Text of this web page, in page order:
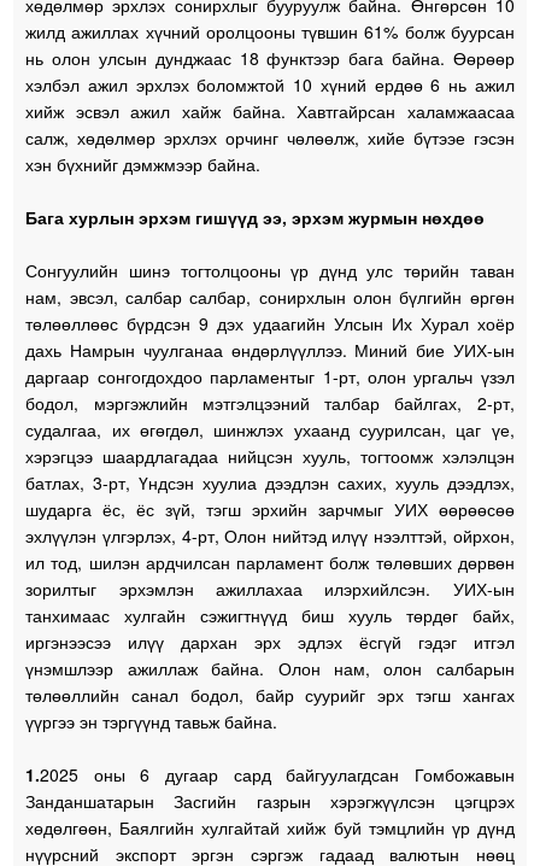
хөдөлмөр эрхлэх сонирхлыг бууруулж байна. Өнгөрсөн 10
жилд ажиллах хүчний оролцооны түвшин 61% болж буурсан
нь олон улсын дунджаас 18 функтээр бага байна. Өөрөөр
хэлбэл ажил эрхлэх боломжтой 10 хүний ердөө 6 нь ажил
хийж эсвэл ажил хайж байна. Хавтгайрсан халамжаасаа
салж, хөдөлмөр эрхлэх орчинг чөлөөлж, хийе бүтээе гэсэн
хэн бүхнийг дэмжмээр байна.
Бага хурлын эрхэм гишүүд ээ, эрхэм журмын нөхдөө
Сонгуулийн шинэ тогтолцооны үр дүнд улс төрийн таван
нам, эвсэл, салбар салбар, сонирхлын олон бүлгийн өргөн
төлөөллөөс бүрдсэн 9 дэх удаагийн Улсын Их Хурал хоёр
дахь Намрын чуулганаа өндөрлүүллээ. Миний бие УИХ-ын
даргаар сонгогдохдоо парламентыг 1-рт, олон ургальч үзэл
бодол, мэргэжлийн мэтгэлцээний талбар байлгах, 2-рт,
судалгаа, их өгөгдөл, шинжлэх ухаанд суурилсан, цаг үе,
хэрэгцээ шаардлагадаа нийцсэн хууль, тогтоомж хэлэлцэн
батлах, 3-рт, Үндсэн хуулиа дээдлэн сахих, хууль дээдлэх,
шударга ёс, ёс зүй, тэгш эрхийн зарчмыг УИХ өөрөөсөө
эхлүүлэн үлгэрлэх, 4-рт, Олон нийтэд илүү нээлттэй, ойрхон,
ил тод, шилэн ардчилсан парламент болж төлөвших дөрвөн
зорилтыг эрхэмлэн ажиллахаа илэрхийлсэн. УИХ-ын
танхимаас хулгайн сэжигтнүүд биш хууль төрдөг байх,
иргэнээсээ илүү дархан эрх эдлэх ёсгүй гэдэг итгэл
үнэмшлээр ажиллаж байна. Олон нам, олон салбарын
төлөөллийн санал бодол, байр суурийг эрх тэгш хангах
үүргээ эн тэргүүнд тавьж байна.
1.2025 оны 6 дугаар сард байгуулагдсан Гомбожавын
Занданшатарын Засгийн газрын хэрэгжүүлсэн цэгцрэх
хөдөлгөөн, Баялгийн хулгайтай хийж буй тэмцлийн үр дүнд
нүүрсний экспорт эргэн сэргэж гадаад валютын нөөц